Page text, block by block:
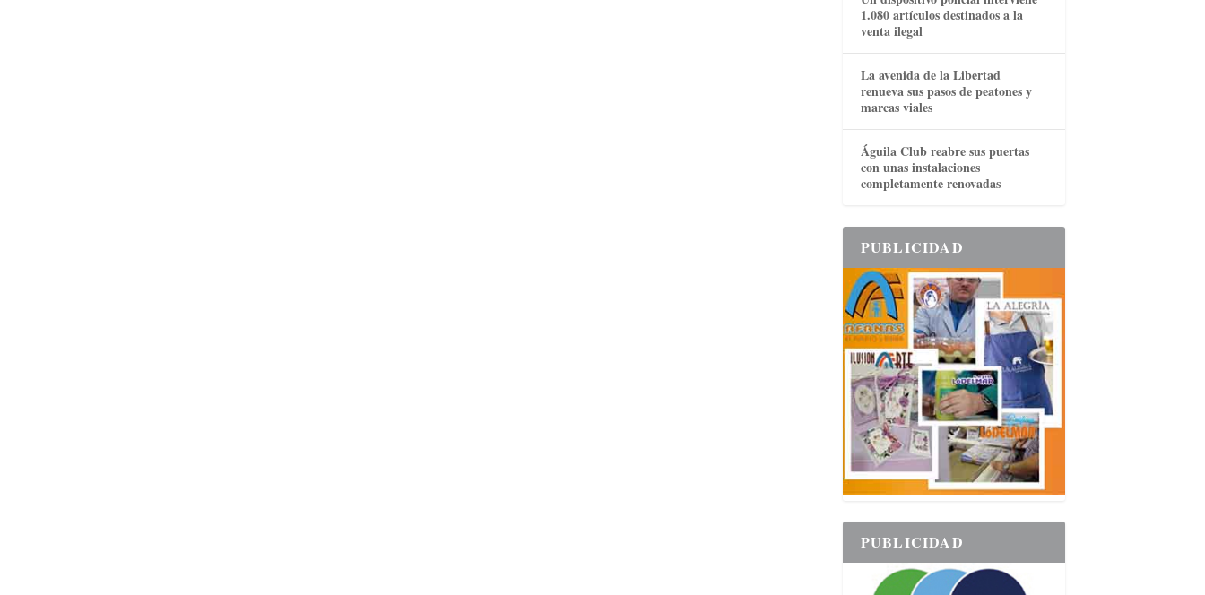
1.080 artículos destinados a la
venta ilegal
La avenida de la Libertad
renueva sus pasos de peatones y
marcas viales
Águila Club reabre sus puertas
con unas instalaciones
completamente renovadas
PUBLICIDAD
PUBLICIDAD